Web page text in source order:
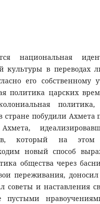
национальная
культуры в переводах
его собственному
политика царских
политика,
побудили Ахмета
который на
новый способ
общества через
переживания,
советы и наставления